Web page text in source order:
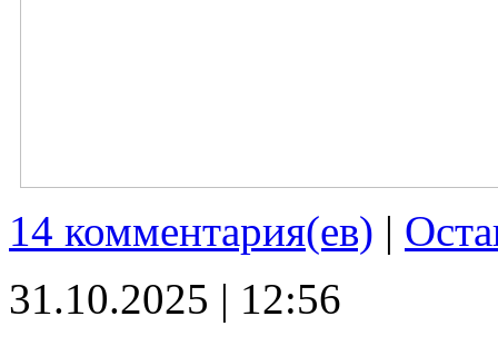
14 комментария(ев) |
31.10.2025 | 12:56